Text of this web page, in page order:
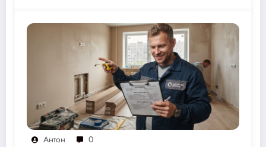
Антон 0